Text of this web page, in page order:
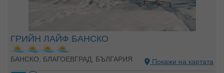
ГРИЙН ЛАЙФ БАНСКО
БАНСКО, БЛАГОЕВГРАД, БЪЛГАРИЯ Покажи на картата